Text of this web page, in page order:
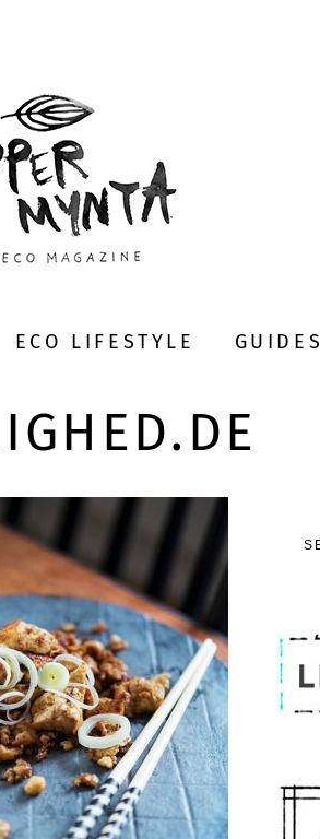
ECO LIFESTYLE GUIDES